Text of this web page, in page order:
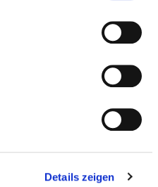
Details zeigen
UND
ANZAHL
ERLÄUTERUNG
0,00